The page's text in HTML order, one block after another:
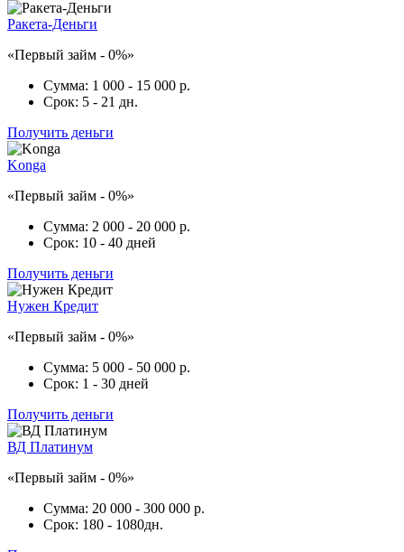
Ракета-Деньги
«Первый займ - 0%»
Сумма: 1 000 - 15 000 р.
Срок: 5 - 21 дн.
Получить деньги
Konga
«Первый займ - 0%»
Сумма: 2 000 - 20 000 р.
Срок: 10 - 40 дней
Получить деньги
Нужен Кредит
«Первый займ - 0%»
Сумма: 5 000 - 50 000 р.
Срок: 1 - 30 дней
Получить деньги
ВД Платинум
«Первый займ - 0%»
Сумма: 20 000 - 300 000 р.
Срок: 180 - 1080дн.